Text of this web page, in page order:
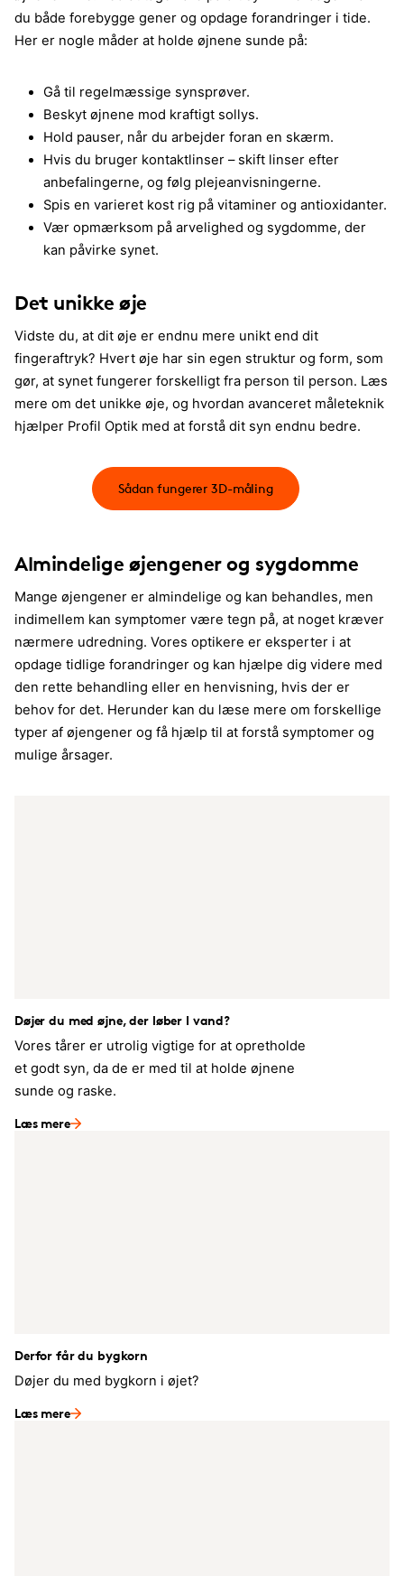
du både forebygge gener og opdage forandringer i tide.
Her er nogle måder at holde øjnene sunde på:
Gå til regelmæssige synsprøver.
Beskyt øjnene mod kraftigt sollys.
Hold pauser, når du arbejder foran en skærm.
Hvis du bruger kontaktlinser – skift linser efter
anbefalingerne, og følg plejeanvisningerne.
Spis en varieret kost rig på vitaminer og antioxidanter.
Vær opmærksom på arvelighed og sygdomme, der
kan påvirke synet.
Det unikke øje
Vidste du, at dit øje er endnu mere unikt end dit
fingeraftryk? Hvert øje har sin egen struktur og form, som
gør, at synet fungerer forskelligt fra person til person. Læs
mere om det unikke øje, og hvordan avanceret måleteknik
hjælper Profil Optik med at forstå dit syn endnu bedre.
Sådan fungerer 3D-måling
Almindelige øjengener og sygdomme
Mange øjengener er almindelige og kan behandles, men
indimellem kan symptomer være tegn på, at noget kræver
nærmere udredning. Vores optikere er eksperter i at
opdage tidlige forandringer og kan hjælpe dig videre med
den rette behandling eller en henvisning, hvis der er
behov for det. Herunder kan du læse mere om forskellige
typer af øjengener og få hjælp til at forstå symptomer og
mulige årsager.
Døjer du med øjne, der løber I vand?
Vores tårer er utrolig vigtige for at opretholde
et godt syn, da de er med til at holde øjnene
sunde og raske.
Læs mere
Derfor får du bygkorn
Døjer du med bygkorn i øjet?
Læs mere